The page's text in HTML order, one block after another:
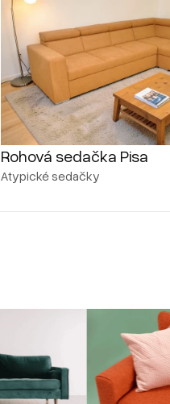
Rohová sedačka Pisa
Atypické sedačky